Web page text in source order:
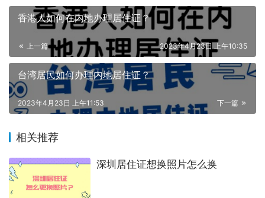
香港人如何在内地办理居住证？
上一篇 2023年4月23日 上午10:35
台湾居民如何办理内地居住证？
下一篇
2023年4月23日 上午11:53
相关推荐
深圳居住证想换照片怎么换